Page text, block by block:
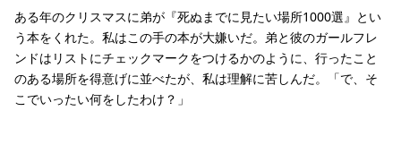
ある年のクリスマスに弟が『死ぬまでに見たい場所1000選』とい
う本をくれた。私はこの手の本が大嫌いだ。弟と彼のガールフレ
ンドはリストにチェックマークをつけるかのように、行ったこと
のある場所を得意げに並べたが、私は理解に苦しんだ。「で、そ
こでいったい何をしたわけ？」